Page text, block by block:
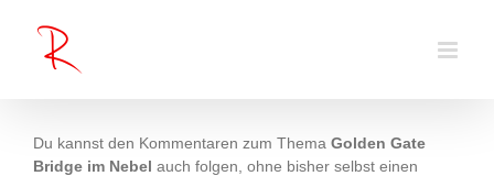
springen
Du kannst den Kommentaren zum Thema Golden Gate
Bridge im Nebel auch folgen, ohne bisher selbst einen